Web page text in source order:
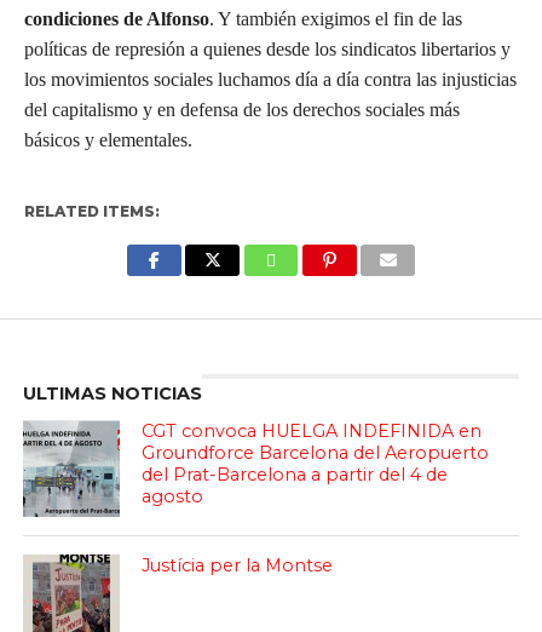
condiciones de Alfonso. Y también exigimos el fin de las
políticas de represión a quienes desde los sindicatos libertarios y
los movimientos sociales luchamos día a día contra las injusticias
del capitalismo y en defensa de los derechos sociales más
básicos y elementales.
RELATED ITEMS:
ULTIMAS NOTICIAS
CGT convoca HUELGA INDEFINIDA en
Groundforce Barcelona del Aeropuerto
del Prat-Barcelona a partir del 4 de
agosto
Justícia per la Montse